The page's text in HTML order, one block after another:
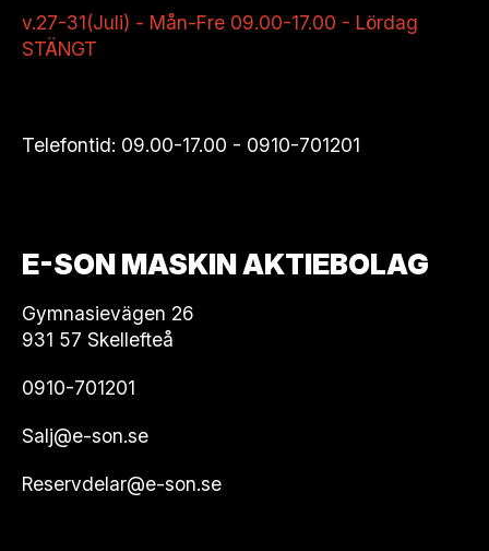
v.27-31(Juli) - Mån-Fre 09.00-17.00 - Lördag
STÄNGT
Telefontid: 09.00-17.00 - 0910-701201
E-SON MASKIN AKTIEBOLAG
Gymnasievägen 26
931 57 Skellefteå
0910-701201
Salj@e-son.se
Reservdelar@e-son.se